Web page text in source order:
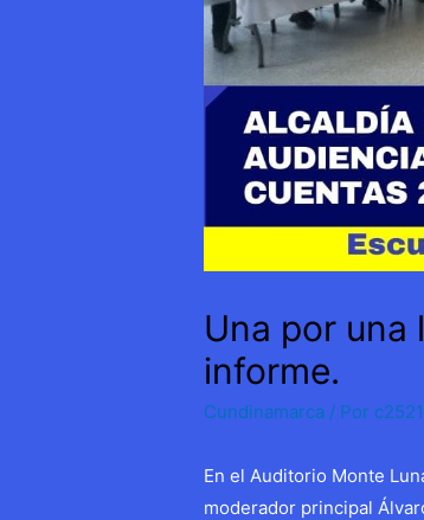
Una por una
informe.
Cundinamarca / Por
En el Auditorio Monte
moderador principal